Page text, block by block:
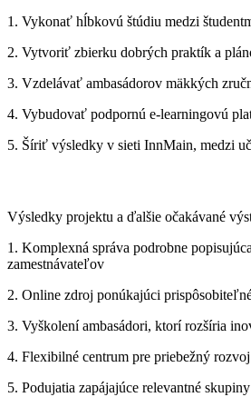
1. Vykonať hĺbkovú štúdiu medzi
2. Vytvoriť zbierku dobrých praktík a
3. Vzdelávať ambasádorov mäkkých
4. Vybudovať podpornú e-learningovú
5. Šíriť výsledky v sieti InnMain, medzi
Výsledky projektu a ďalšie očakávané
1. Komplexná správa podrobne
zamestnávateľov
2. Online zdroj ponúkajúci
3. Vyškolení ambasádori, ktorí rozšíria
4. Flexibilné centrum pre priebežný
5. Podujatia zapájajúce relevantné